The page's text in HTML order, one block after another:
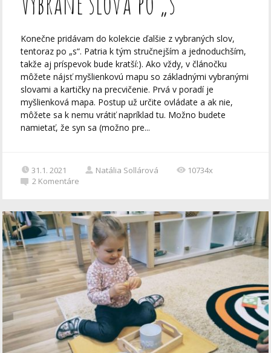
Konečne pridávam do kolekcie ďalšie z vybraných slov,
tentoraz po „s“. Patria k tým stručnejším a jednoduchším,
takže aj príspevok bude kratší:). Ako vždy, v článočku
môžete nájsť myšlienkovú mapu so základnými vybranými
slovami a kartičky na precvičenie. Prvá v poradí je
myšlienková mapa. Postup už určite ovládate a ak nie,
môžete sa k nemu vrátiť napríklad tu. Možno budete
namietať, že syn sa (možno pre...
31.1. 2021 Natália Sollárová
10734x
2 Komentáre